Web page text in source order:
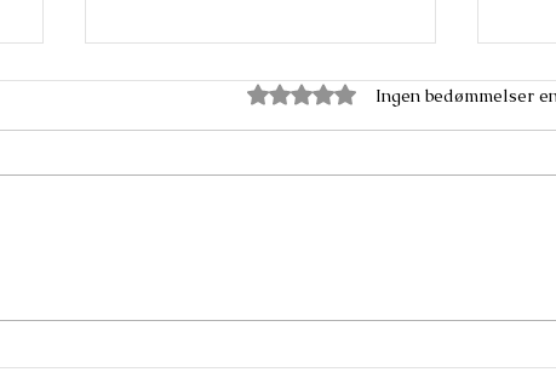
Kuro-Raku
Bedømt til 0 ud af 5 stjerner.
Ingen bedømmelser